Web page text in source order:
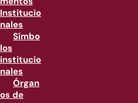
Institucio
nales
Símbo
los
institucio
nales
Órgan
os de